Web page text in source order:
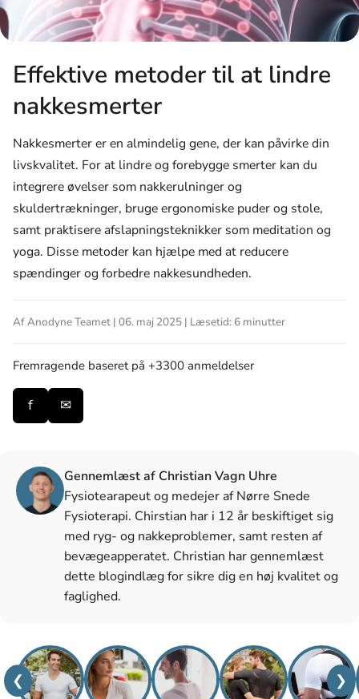
Effektive metoder til at lindre
nakkesmerter
Nakkesmerter er en almindelig gene, der kan påvirke din
livskvalitet. For at lindre og forebygge smerter kan du
integrere øvelser som nakkerulninger og
skuldertrækninger, bruge ergonomiske puder og stole,
samt praktisere afslapningsteknikker som meditation og
yoga. Disse metoder kan hjælpe med at reducere
spændinger og forbedre nakkesundheden.
Af Anodyne Teamet | 06. maj 2025 | Læsetid: 6 minutter
Fremragende baseret på +3300 anmeldelser
f ✉
Gennemlæst af Christian Vagn Uhre
Fysiotearapeut og medejer af Nørre Snede
Fysioterapi. Chirstian har i 12 år beskiftiget sig
med ryg- og nakkeproblemer, samt resten af
bevægeapperatet. Christian har gennemlæst
dette blogindlæg for sikre dig en høj kvalitet og
faglighed.
❮ ❯